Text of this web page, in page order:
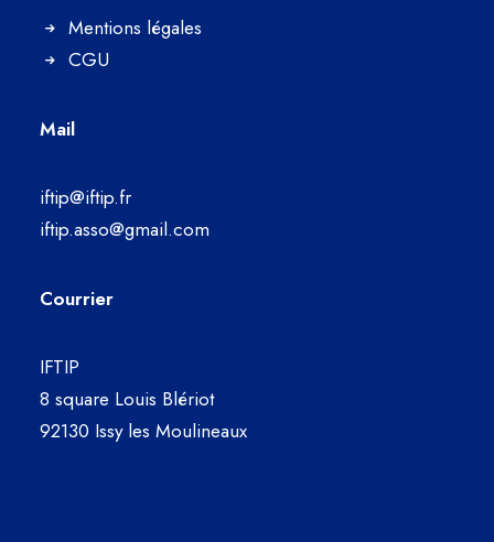
Mentions légales
CGU
Mail
iftip@iftip.fr
iftip.asso@gmail.com
Courrier
IFTIP
8 square Louis Blériot
92130 Issy les Moulineaux